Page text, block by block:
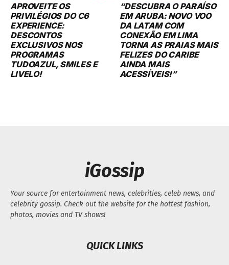
APROVEITE OS
PRIVILÉGIOS DO C6
EXPERIENCE:
DESCONTOS
EXCLUSIVOS NOS
PROGRAMAS
TUDOAZUL, SMILES E
LIVELO!
“DESCUBRA O PARAÍSO
EM ARUBA: NOVO VOO
DA LATAM COM
CONEXÃO EM LIMA
TORNA AS PRAIAS MAIS
FELIZES DO CARIBE
AINDA MAIS
ACESSÍVEIS!”
iGossip
Your source for entertainment news, celebrities, celeb news, and
celebrity gossip. Check out the website for the hottest fashion,
photos, movies and TV shows!
QUICK LINKS